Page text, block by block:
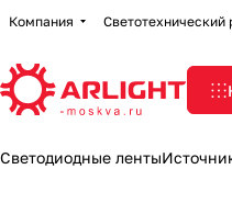
Компания Светотехнический
Светодиодные ленты